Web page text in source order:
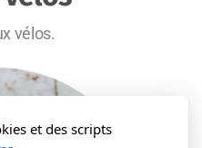
vélos.
et des scripts